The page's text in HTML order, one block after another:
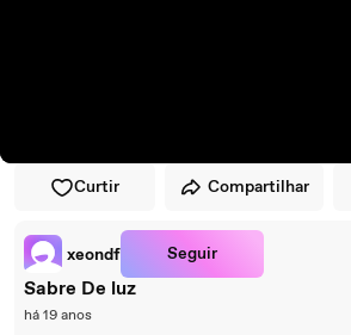
Curtir Compartilhar
xeondf Seguir
Sabre De luz
há 19 anos